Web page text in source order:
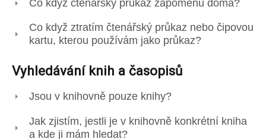
Co když čtenářský průkaz zapomenu doma?
Co když ztratím čtenářský průkaz nebo čipovou
kartu, kterou používám jako průkaz?
Vyhledávání knih a časopisů
Jsou v knihovně pouze knihy?
Jak zjistím, jestli je v knihovně konkrétní kniha
a kde ji mám hledat?